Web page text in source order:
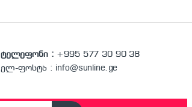
ტელეფონი : +995 577 30 90 38
ელ-ფოსტა : info@sunline.ge